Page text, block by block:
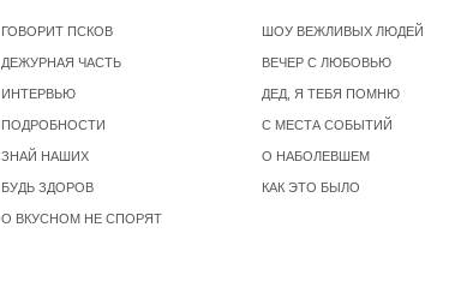
ГОВОРИТ ПСКОВ
ДЕЖУРНАЯ ЧАСТЬ
ИНТЕРВЬЮ
ПОДРОБНОСТИ
ЗНАЙ НАШИХ
БУДЬ ЗДОРОВ
О ВКУСНОМ НЕ СПОРЯТ
ШОУ ВЕЖЛИВЫХ ЛЮДЕЙ
ВЕЧЕР С ЛЮБОВЬЮ
ДЕД, Я ТЕБЯ ПОМНЮ
С МЕСТА СОБЫТИЙ
О НАБОЛЕВШЕМ
КАК ЭТО БЫЛО